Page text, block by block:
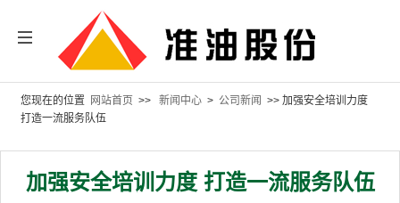
您现在的位置 网站首页 >> 新闻中心 > 公司新闻 >> 加强安全培训力度
打造一流服务队伍
加强安全培训力度 打造一流服务队伍